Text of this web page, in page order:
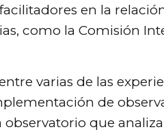
en la
como la Comisión
varias de las
de
que